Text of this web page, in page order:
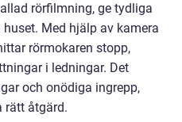
rörfilmning, ge tydliga
Med hjälp av kamera
rörmokaren stopp,
i ledningar. Det
och onödiga ingrepp,
rätt åtgärd.